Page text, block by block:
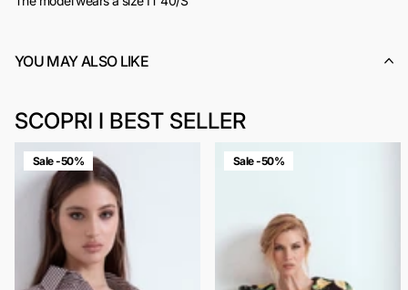
YOU MAY ALSO LIKE
SCOPRI I BEST SELLER
Sale -50% Sale -50%